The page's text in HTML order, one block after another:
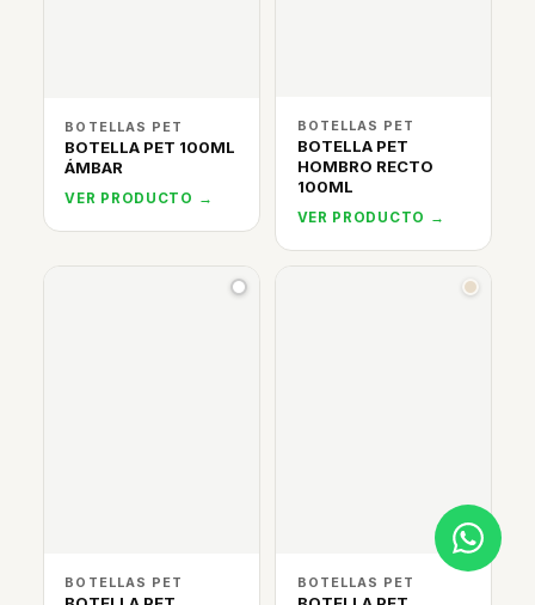
BOTELLAS PET
BOTELLA PET 100ML
ÁMBAR
VER PRODUCTO →
BOTELLAS PET
BOTELLA PET
HOMBRO RECTO
100ML
VER PRODUCTO →
BOTELLAS PET BOTELLAS PET